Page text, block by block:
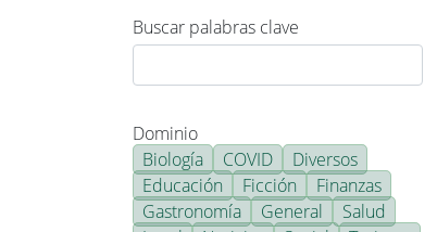
Buscar palabras clave
Dominio
Biología
COVID
Diversos
Educación
Ficción
Finanzas
Gastronomía
General
Salud